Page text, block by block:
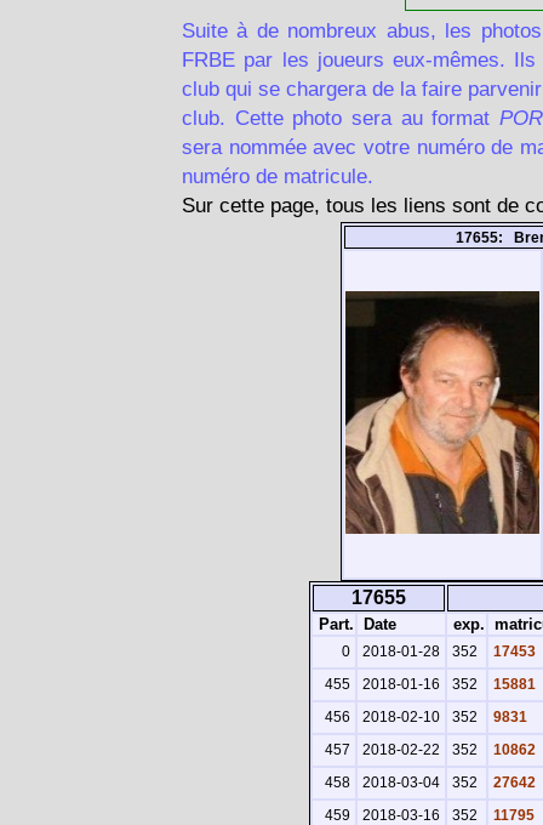
Suite à de nombreux abus, les
FRBE par les joueurs eux-mêmes.
club qui se chargera de la faire
club. Cette photo sera au format
sera nommée avec votre numéro de
numéro de matricule.
Sur cette page, tous les liens sont de
17655:
17655
Part. Date exp.
0 2018-01-28 352
17453
455
2018-01-16 352
15881
456
2018-02-10 352
9831
457
2018-02-22 352
10862
458
2018-03-04 352
27642
459
2018-03-16 352
11795